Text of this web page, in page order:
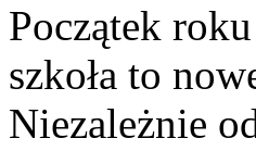
Początek
szkoła to
Niezależnie